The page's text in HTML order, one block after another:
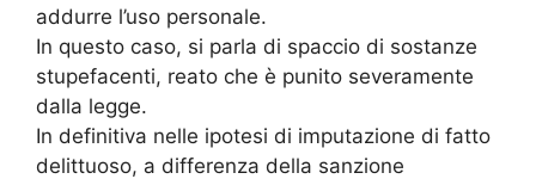
addurre l’uso personale.
In questo caso, si parla di spaccio di sostanze
stupefacenti, reato che è punito severamente
dalla legge.
In definitiva nelle ipotesi di imputazione di fatto
delittuoso, a differenza della sanzione